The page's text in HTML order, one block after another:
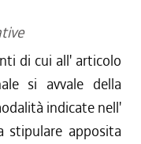
di cui all' articolo
si avvale della
indicate nell'
stipulare apposita